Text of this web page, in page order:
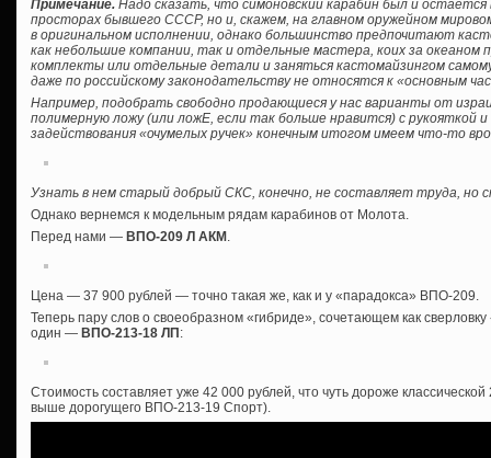
Примечание. Надо сказать, что симоновский карабин был и
просторах бывшего СССР, но и, скажем, на главном оружейном
в оригинальном исполнении, однако большинство предпочитают
как небольшие компании, так и отдельные мастера, коих за океаном
комплекты или отдельные детали и заняться кастомайзингом
даже по российскому законодательству не относятся к «основным
Например, подобрать свободно продающиеся у нас варианты от
полимерную ложу (или ложЕ, если так больше нравится) с рукояткой
задействования «очумелых ручек» конечным итогом имеем что-то
Узнать в нем старый добрый СКС, конечно, не составляет труда, но
Однако вернемся к модельным рядам карабинов от Молота.
Перед нами — ВПО-209 Л АКМ .
Цена — 37 900 рублей — точно такая же, как и у «парадокса» ВПО-209.
Теперь пару слов о своеобразном «гибриде», сочетающем как
один — ВПО-213-18 ЛП :
Стоимость составляет уже 42 000 рублей, что чуть дороже
выше дорогущего ВПО-213-19 Спорт).